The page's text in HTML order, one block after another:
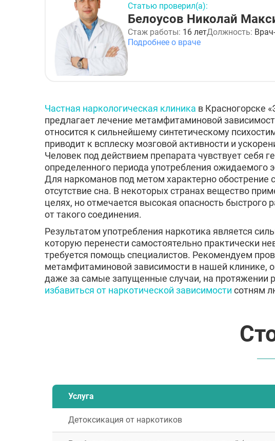
Статью проверил(а):
Белоусов Николай
Стаж работы: 16 летДолжность:
Подробнее о враче
Частная наркологическая клиника в Красногорске
предлагает лечение метамфитаминовой
относится к сильнейшему синтетическому
приводит к всплеску мозговой активности и
Человек под действием препарата чувствует себя
определенного периода употребления ожидаемого
Для наркоманов под метом характерно обострение
отсутствие сна. В некоторых странах вещество
целях, но отмечается высокая опасность быстрого
от такого соединения.
Результатом употребления наркотика является
которую перенести самостоятельно практически
требуется помощь специалистов. Рекомендуем
метамфитаминовой зависимости в нашей клинике,
даже за самые запущенные случаи, на протяжении
избавиться от наркотической зависимости сотням
Услуга
Детоксикация от наркотиков